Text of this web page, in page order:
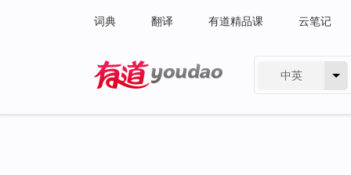
词典 翻译 有道精品课 云笔记
中英